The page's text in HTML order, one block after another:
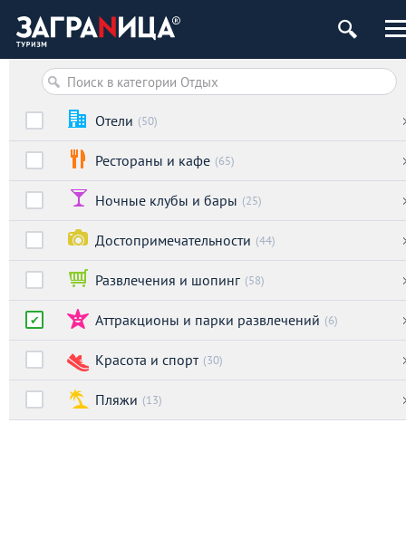
Отели (50)
Рестораны и кафе (65)
Ночные клубы и бары (25)
Достопримечательности (44)
Развлечения и шопинг (58)
Аттракционы и парки развлечений (6)
Красота и спорт (30)
Пляжи (13)